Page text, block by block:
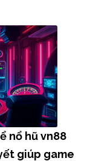
nổ hũ vn88
giúp game